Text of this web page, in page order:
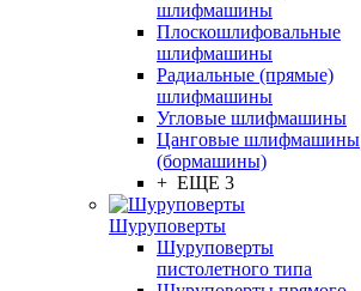
шлифмашины
Плоскошлифовальные
шлифмашины
Радиальные (прямые)
шлифмашины
Угловые шлифмашины
Цанговые шлифмашины
(бормашины)
+ ЕЩЕ 3
Шуруповерты
Шуруповерты
пистолетного типа